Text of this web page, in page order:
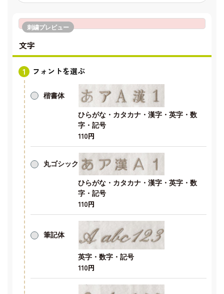
刺繍プレビュー
文字
フォントを選ぶ
楷書体
ひらがな・カタカナ・漢字・英字・数
字・記号
110円
丸ゴシック
ひらがな・カタカナ・漢字・英字・数
字・記号
110円
筆記体
英字・数字・記号
110円